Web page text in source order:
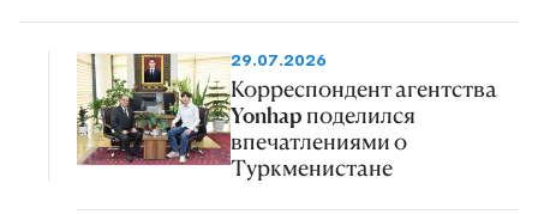
29.07.2026
Корреспондент агентства
Yonhap поделился
впечатлениями о
Туркменистане